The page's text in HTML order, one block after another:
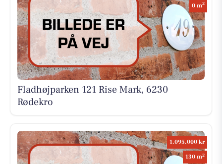
0 m2
Fladhøjparken 121 Rise Mark, 6230
Rødekro
1.095.000 kr
130 m2